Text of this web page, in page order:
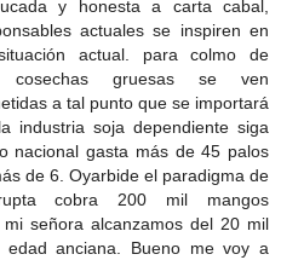
y honesta a carta cabal,
actuales se inspiren en
actual. para colmo de
cosechas gruesas se ven
a tal punto que se importará
industria soja dependiente siga
nacional gasta más de 45 palos
de 6. Oyarbide el paradigma de
cobra 200 mil mangos
señora alcanzamos del 20 mil
edad anciana. Bueno me voy a